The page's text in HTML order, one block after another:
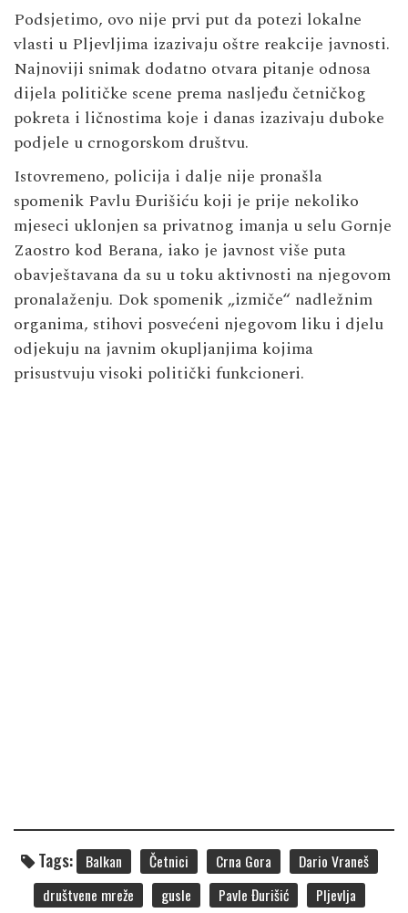
Podsjetimo, ovo nije prvi put da potezi lokalne
vlasti u Pljevljima izazivaju oštre reakcije javnosti.
Najnoviji snimak dodatno otvara pitanje odnosa
dijela političke scene prema nasljeđu četničkog
pokreta i ličnostima koje i danas izazivaju duboke
podjele u crnogorskom društvu.
Istovremeno, policija i dalje nije pronašla
spomenik Pavlu Đurišiću koji je prije nekoliko
mjeseci uklonjen sa privatnog imanja u selu Gornje
Zaostro kod Berana, iako je javnost više puta
obavještavana da su u toku aktivnosti na njegovom
pronalaženju. Dok spomenik „izmiče“ nadležnim
organima, stihovi posvećeni njegovom liku i djelu
odjekuju na javnim okupljanjima kojima
prisustvuju visoki politički funkcioneri.
Tags: Balkan Četnici Crna Gora
Dario Vraneš
društvene mreže
gusle Pavle Đurišić Pljevlja